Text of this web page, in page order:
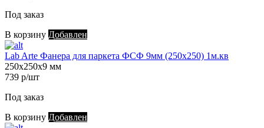
Под заказ
В корзину Добавлен
Lab Arte Фанера для паркета ФСФ 9мм (250х250) 1м.кв
250х250х9 мм
739 р/шт
Под заказ
В корзину Добавлен